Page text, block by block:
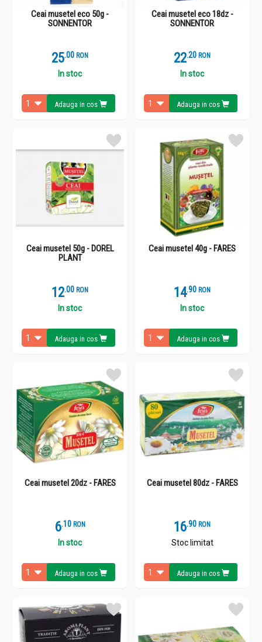
Ceai musetel eco 50g -
SONNENTOR
25.0 RON
In stoc
Adauga in cos
Ceai musetel eco 18dz -
SONNENTOR
22.2 RON
In stoc
Adauga in cos
Ceai musetel 50g - DOREL
PLANT
12.0 RON
In stoc
Adauga in cos
Ceai musetel 40g - FARES
14.9 RON
In stoc
Adauga in cos
Ceai musetel 20dz - FARES
6.1 RON
In stoc
Adauga in cos
Ceai musetel 80dz - FARES
16.9 RON
Stoc limitat
Adauga in cos